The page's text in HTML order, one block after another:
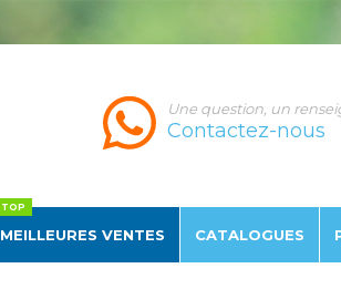
Une question, un
Contactez-nous
MEILLEURES VENTES CATALOGUES